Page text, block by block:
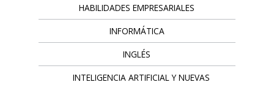
HABILIDADES EMPRESARIALES
INFORMÁTICA
INGLÉS
INTELIGENCIA ARTIFICIAL Y NUEVAS